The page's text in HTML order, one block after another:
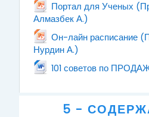
Портал для Ученых
Алмазбек А.)
Он-лайн расписание
Нурдин А.)
101 советов по
5 -